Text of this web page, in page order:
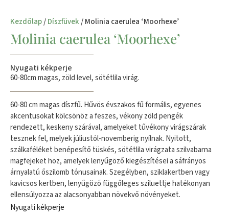
Kezdőlap/Díszfüvek/ Molinia caerulea ‘Moorhexe’
Molinia caerulea ‘Moorhexe’
Nyugati kékperje
60-80cm magas, zöld level, sötétlila virág.
60-80 cm magas díszfű. Hűvös évszakos fű formális, egyenes
akcentusokat kölcsönöz a feszes, vékony zöld pengék
rendezett, keskeny szárával, amelyeket tűvékony virágszárak
tesznek fel, melyek júliustól-novemberig nyílnak. Nyitott,
szálkaféléket benépesítő tüskés, sötétlila virágzata szilvabarna
magfejeket hoz, amelyek lenyűgöző kiegészítései a sáfrányos
árnyalatú őszilomb tónusainak. Szegélyben, sziklakertben vagy
kavicsos kertben, lenyűgöző függőleges sziluettje hatékonyan
ellensúlyozza az alacsonyabban növekvő növényeket.
Nyugati kékperje